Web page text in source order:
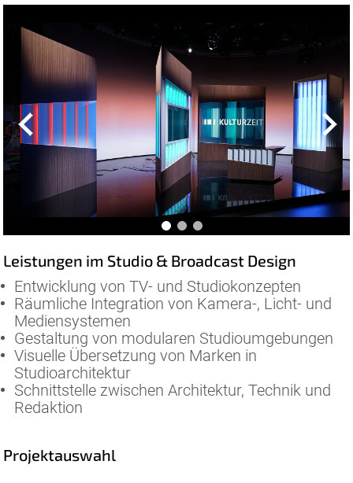
Leistungen im Studio & Broadcast Design
Entwicklung von TV- und Studiokonzepten
Räumliche Integration von Kamera-, Licht- und
Mediensystemen
Gestaltung von modularen Studioumgebungen
Visuelle Übersetzung von Marken in
Studioarchitektur
Schnittstelle zwischen Architektur, Technik und
Redaktion
Projektauswahl